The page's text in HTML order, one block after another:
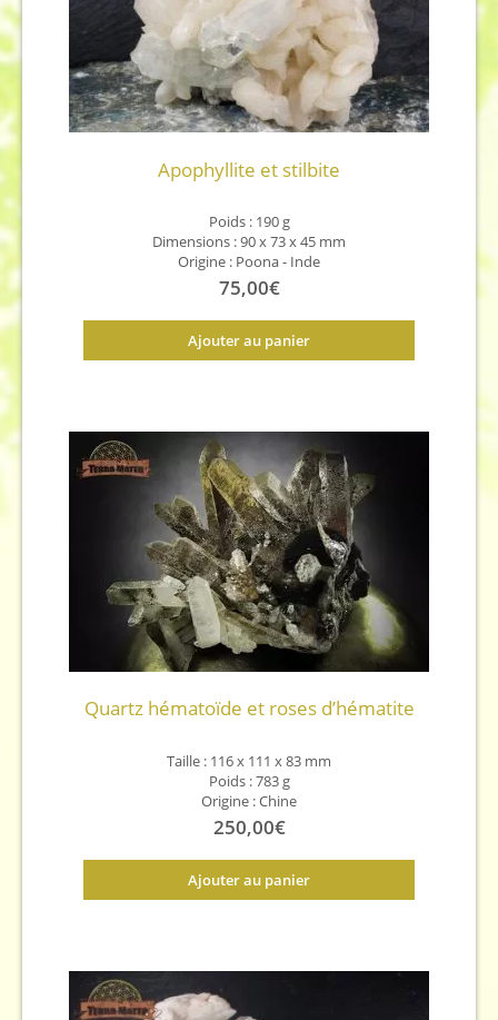
Apophyllite et stilbite
Poids : 190 g
Dimensions : 90 x 73 x 45 mm
Origine : Poona - Inde
75,00€
Ajouter au panier
Quartz hématoïde et roses d’hématite
Taille : 116 x 111 x 83 mm
Poids : 783 g
Origine : Chine
250,00€
Ajouter au panier